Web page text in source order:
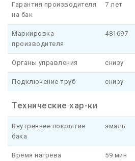
Гарантия производителя
на бак
7 лет
Маркировка
производителя
481697
Органы управления снизу
Подключение труб снизу
Технические хар-ки
Внутреннее покрытие
бака
эмаль
Время нагрева 59 мин